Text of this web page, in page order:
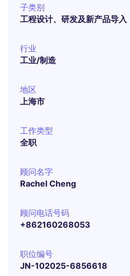
子类别
工程设计、研发及新产品导入
行业
工业/制造
地区
上海市
工作类型
全职
顾问名字
Rachel Cheng
顾问电话号码
+862160268053
职位编号
JN-102025-6856618